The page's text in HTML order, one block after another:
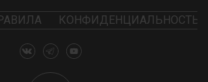
КОНФИДЕНЦИАЛЬНОСТЬ